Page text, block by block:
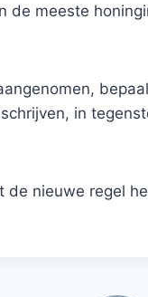
de meeste
in
de nieuwe regel